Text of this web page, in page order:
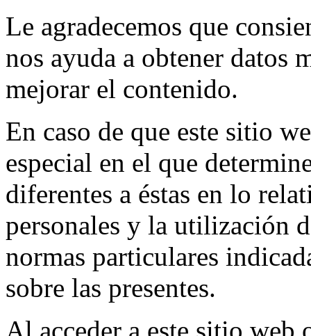
Le agradecemos que
nos ayuda a obtener datos
mejorar el contenido.
En caso de que este sitio
especial en el que
diferentes a éstas en lo
personales y la utilización
normas particulares
sobre las presentes.